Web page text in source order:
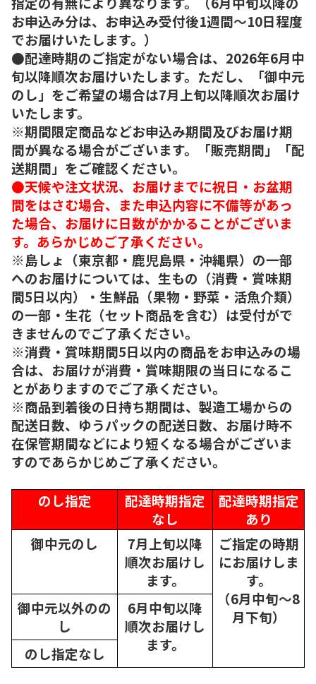
お申込み分は、お申込み受付後1週間～10日程度
でお届けいたします。）
●配達時期のご指定がない場合は、2026年6月中
旬以降順次お届けいたします。ただし、「御中元
のし」をご希望の場合は7月上旬以降順次お届け
いたします。
※期間限定商品などお申込み期間及びお届け期
間が異なる場合がございます。「販売期間」「配
送期間」をご確認ください。
●天候や注文状況、お届けまでに祝日・お盆期
間をはさむ場合、また申込内容に不備等があっ
た場合、お届けに日数がかかることがございま
す。あらかじめご了承ください。
※島しょ（東京都・鹿児島県・沖縄県）の一部
へのお届けについては、生もの（消費・賞味期
間5日以内）・生鮮品（果物・野菜・活魚介類）
の一部・生花（セット商品を含む）は受付がで
きませんのでご了承ください。
※消費・賞味期間5日以内の商品をお申込みの場
合は、お届けが消費・賞味期限の当日になるこ
とがありますのでご了承ください。
※商品到着後の日持ち期間は、製造工場からの
配送日数、ゆうパックの配送日数、お届け時不
在保管期間などにより短くなる場合がございま
すのであらかじめご了承ください。
のし指定
配達時期指定
なし
配達時期指定
あり
御中元のし
7月上旬以降
順次お届けし
ます。
ご指定の時期
にお届けしま
す。
（6月中旬～8
月下旬）
御中元以外のの
し
6月中旬以降
順次お届けし
ます。
のし指定なし